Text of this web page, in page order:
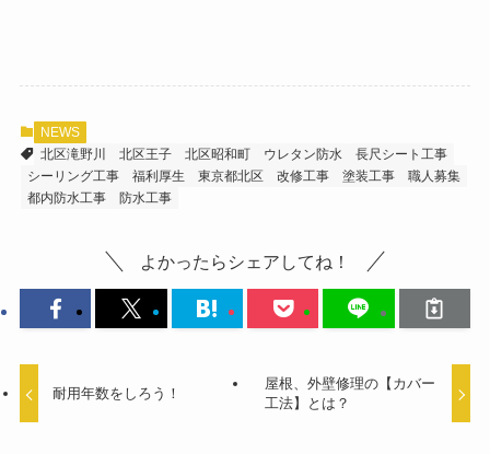
NEWS
北区滝野川
北区王子 北区昭和町 ウレタン防水
長尺シート工事
シーリング工事
福利厚生 東京都北区 改修工事 塗装工事
職人募集
都内防水工事
防水工事
よかったらシェアしてね！
耐用年数をしろう！
屋根、外壁修理の【カバー
工法】とは？